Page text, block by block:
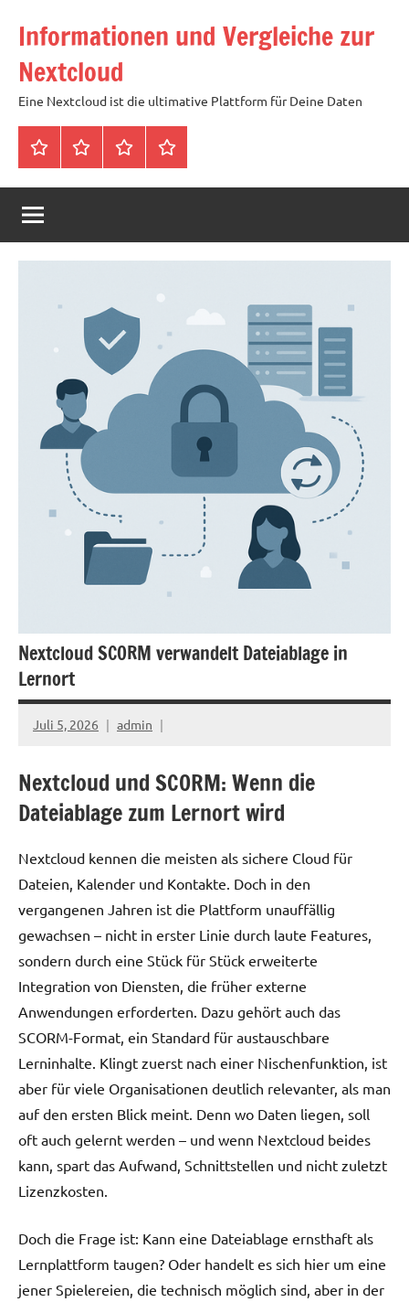
Inhalt
springen
Informationen und Vergleiche zur
Nextcloud
Eine Nextcloud ist die ultimative Plattform für Deine Daten
StartseiteNeuste
Artikel
Cloud
mit
Speicher
4,99
Euro
mtl
Tags
Nextcloud SCORM verwandelt Dateiablage in
Lernort
Juli 5, 2026 admin
Nextcloud und SCORM: Wenn die
Dateiablage zum Lernort wird
Nextcloud kennen die meisten als sichere Cloud für
Dateien, Kalender und Kontakte. Doch in den
vergangenen Jahren ist die Plattform unauffällig
gewachsen – nicht in erster Linie durch laute Features,
sondern durch eine Stück für Stück erweiterte
Integration von Diensten, die früher externe
Anwendungen erforderten. Dazu gehört auch das
SCORM-Format, ein Standard für austauschbare
Lerninhalte. Klingt zuerst nach einer Nischenfunktion, ist
aber für viele Organisationen deutlich relevanter, als man
auf den ersten Blick meint. Denn wo Daten liegen, soll
oft auch gelernt werden – und wenn Nextcloud beides
kann, spart das Aufwand, Schnittstellen und nicht zuletzt
Lizenzkosten.
Doch die Frage ist: Kann eine Dateiablage ernsthaft als
Lernplattform taugen? Oder handelt es sich hier um eine
jener Spielereien, die technisch möglich sind, aber in der